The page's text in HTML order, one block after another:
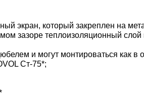
экран, который закреплен на
зазоре теплоизоляционный слой
и могут монтироваться как в
Ст-75*;